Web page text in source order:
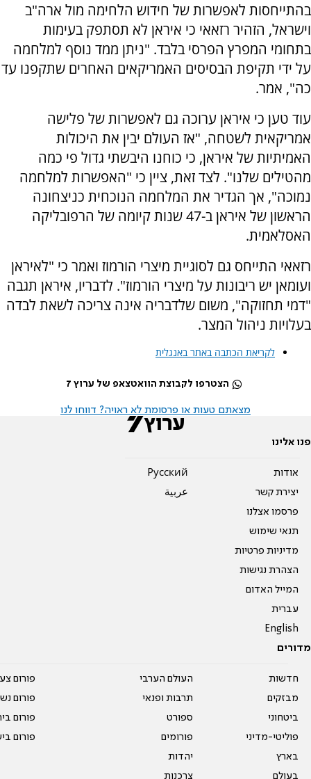
בהתייחסות לאפשרות של חידוש הלחימה מול ארה"ב
וישראל, הזהיר רזאאי כי איראן לא תסתפק בעימות
בתחומי המפרץ הפרסי בלבד. "ניתן ממד נוסף למלחמה
על ידי תקיפת הבסיסים האמריקאים האחרים שתקפנו עד
כה", אמר.
עוד טען כי איראן ערוכה גם לאפשרות של פלישה
אמריקאית לשטחה, "אז העולם יבין את היכולות
האמיתיות של איראן, כי כוחנו היבשתי גדול פי כמה
מהטילים שלנו". לצד זאת, ציין כי "האפשרות למלחמה
נמוכה", אך הגדיר את המלחמה הנוכחית כניצחונה
הראשון של איראן ב-47 שנות קיומה של הרפובליקה
האסלאמית.
רזאאי התייחס גם לסוגיית מיצרי הורמוז ואמר כי "לאיראן
ועומאן יש ריבונות על מיצרי הורמוז". לדבריו, איראן תגבה
"דמי תחזוקה", משום שלדבריה אינה צריכה לשאת לבדה
בעלויות ניהול המצר.
לקריאת הכתבה באתר באנגלית
הצטרפו לקבוצת הוואטצאפ של ערוץ 7
מצאתם טעות או פרסומת לא ראויה? דווחו לנו
פנו אלינו
אודות
יצירת קשר
פרסמו אצלנו
תנאי שימוש
מדיניות פרטיות
הצהרת נגישות
המייל האדום
עברית
English
Pусский
عربية
מדורים
חדשות
מבזקים
ביטחוני
פוליטי-מדיני
בארץ
בעולם
העולם הערבי
תרבות ופנאי
ספורט
פורומים
יהדות
צרכנות
פורום
פורום
פורום
פורום